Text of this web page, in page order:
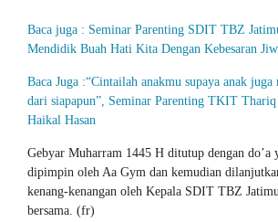
Baca juga : Seminar Parenting SDIT TBZ
Mendidik Buah Hati Kita Dengan Kebesaran
Baca Juga :“Cintailah anakmu supaya anak
dari siapapun”, Seminar Parenting TKIT
Haikal Hasan
Gebyar Muharram 1445 H ditutup dengan do’a
dipimpin oleh Aa Gym dan kemudian
kenang-kenangan oleh Kepala SDIT TBZ
bersama. (fr)